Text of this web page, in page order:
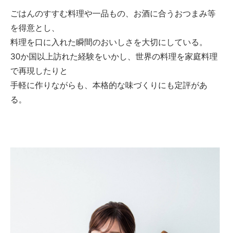
ごはんのすすむ料理や一品もの、お酒に合うおつまみ等
を得意とし、
料理を口に入れた瞬間のおいしさを大切にしている。
30か国以上訪れた経験をいかし、世界の料理を家庭料理
で再現したりと
手軽に作りながらも、本格的な味づくりにも定評があ
る。